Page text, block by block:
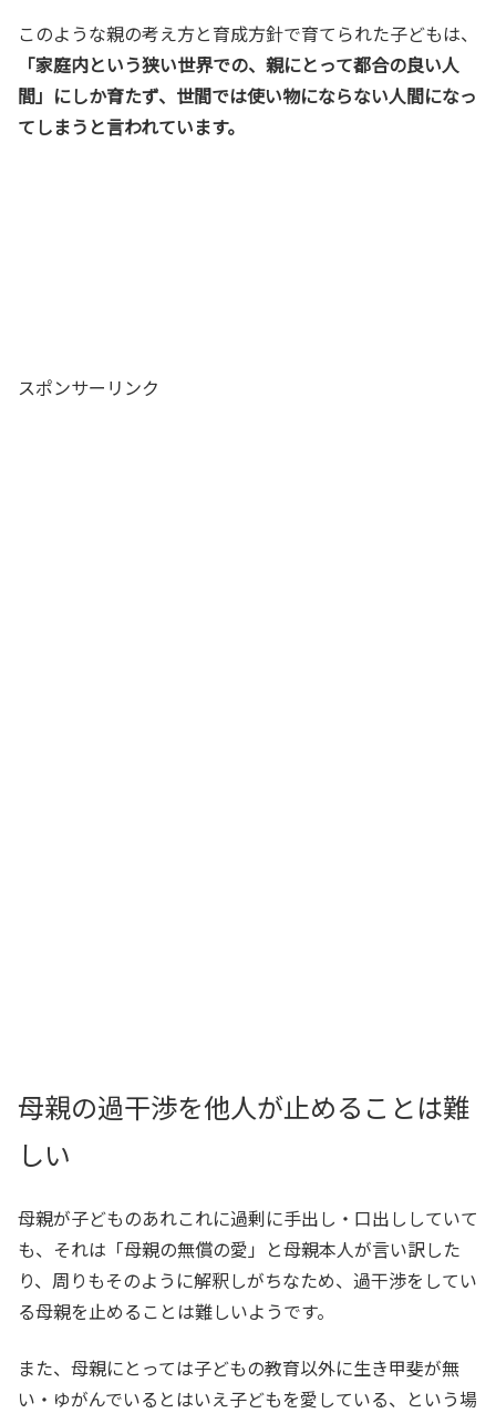
このような親の考え方と育成方針で育てられた子どもは、
「家庭内という狭い世界での、親にとって都合の良い人
間」にしか育たず、世間では使い物にならない人間になっ
てしまうと言われています。
スポンサーリンク
母親の過干渉を他人が止めることは難
しい
母親が子どものあれこれに過剰に手出し・口出ししていて
も、それは「母親の無償の愛」と母親本人が言い訳した
り、周りもそのように解釈しがちなため、過干渉をしてい
る母親を止めることは難しいようです。
また、母親にとっては子どもの教育以外に生き甲斐が無
い・ゆがんでいるとはいえ子どもを愛している、という場